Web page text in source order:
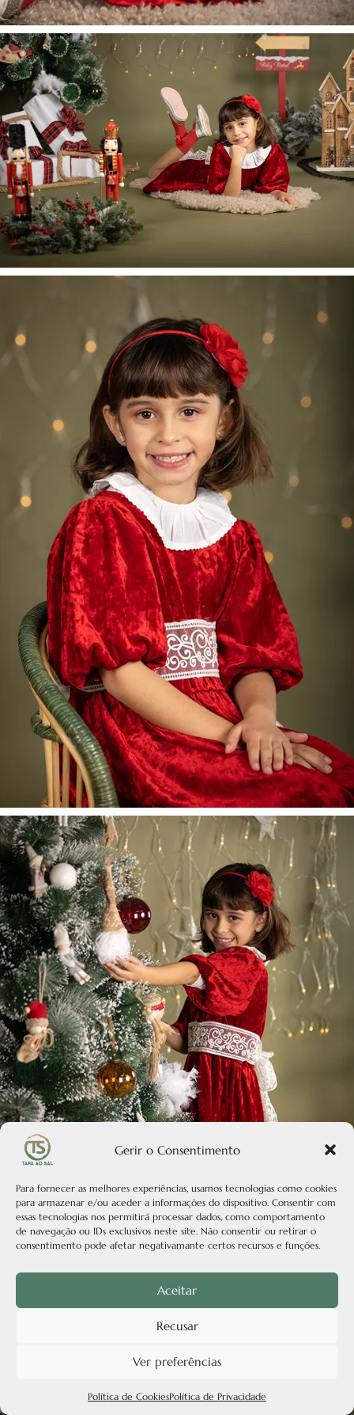
Gerir o Consentimento
Para fornecer as melhores experiências, usamos tecnologias como cookies
para armazenar e/ou aceder a informações do dispositivo. Consentir com
essas tecnologias nos permitirá processar dados, como comportamento
de navegação ou IDs exclusivos neste site. Não consentir ou retirar o
consentimento pode afetar negativamante certos recursos e funções.
Aceitar
Recusar
Ver preferências
Política de CookiesPolítica de Privacidade